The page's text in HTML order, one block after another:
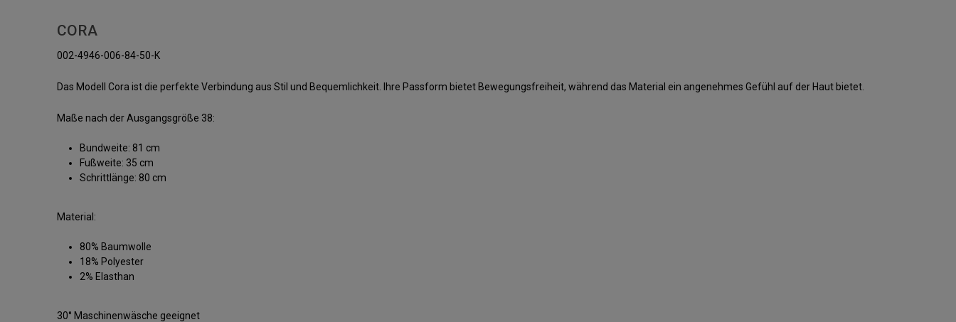
CORA
002-4946-006-84-50-K
Das Modell Cora ist die perfekte Verbindung aus Stil und Bequemlichkeit. Ihre Passform bietet Bewegungsfreiheit, während das Material ein angenehmes Gefühl auf der Haut bietet.
Maße nach der Ausgangsgröße 38:
Bundweite: 81 cm
Fußweite: 35 cm
Schrittlänge: 80 cm
Material:
80% Baumwolle
18% Polyester
2% Elasthan
30° Maschinenwäsche geeignet